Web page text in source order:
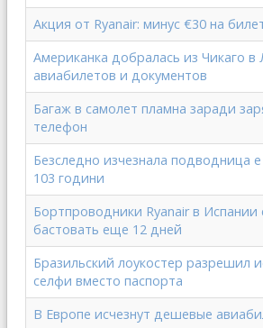
Акция от Ryanair: минус €30 на
Американка добралась из Чикаго в
авиабилетов и документов
Багаж в самолет пламна заради
телефон
Безследно изчезнала подводница
103 години
Бортпроводники Ryanair в Испании
бастовать еще 12 дней
Бразильский лоукостер разрешил
селфи вместо паспорта
В Европе исчезнут дешевые